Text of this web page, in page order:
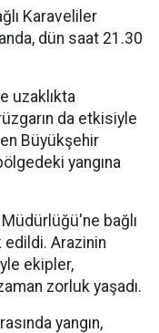
Karaveliler
dün saat 21.30
uzaklıkta
da etkisiyle
Büyükşehir
yangına
bağlı
Arazinin
ekipler,
zorluk yaşadı.
yangın,